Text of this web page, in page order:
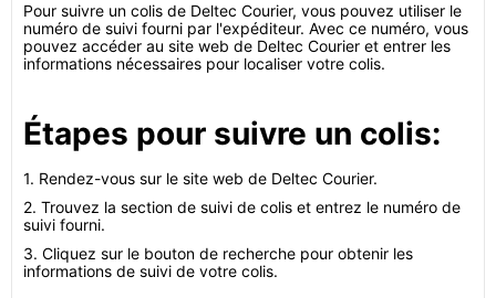
Pour suivre un colis de Deltec Courier, vous pouvez utiliser le
numéro de suivi fourni par l'expéditeur. Avec ce numéro, vous
pouvez accéder au site web de Deltec Courier et entrer les
informations nécessaires pour localiser votre colis.
Étapes pour suivre un colis:
1. Rendez-vous sur le site web de Deltec Courier.
2. Trouvez la section de suivi de colis et entrez le numéro de
suivi fourni.
3. Cliquez sur le bouton de recherche pour obtenir les
informations de suivi de votre colis.